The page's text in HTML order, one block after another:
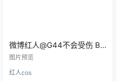
微博红人@G44不会受伤 BB
宇宙 [28P/248MB]
图片预览
红人cos